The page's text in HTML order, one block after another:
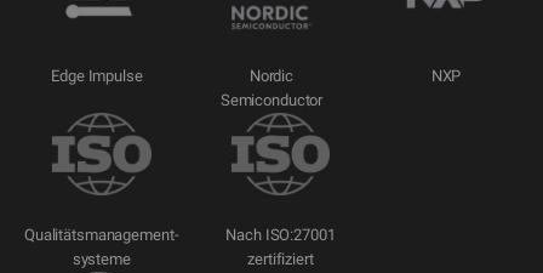
Edge Impulse
Nordic
Semiconductor
NXP
Qualitätsmanagement-
systeme
Nach ISO:27001
zertifiziert